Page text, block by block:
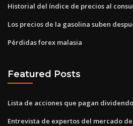
Historial del índice de precios al
Los precios de la gasolina suben
Pérdidas forex malasia
Featured Posts
Lista de acciones que pagan
Entrevista de expertos del mercado